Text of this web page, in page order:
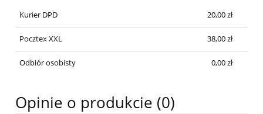
Kurier DPD
20,00 zł
Pocztex XXL 38,00 zł
Odbiór osobisty 0,00 zł
Opinie o produkcie (0)